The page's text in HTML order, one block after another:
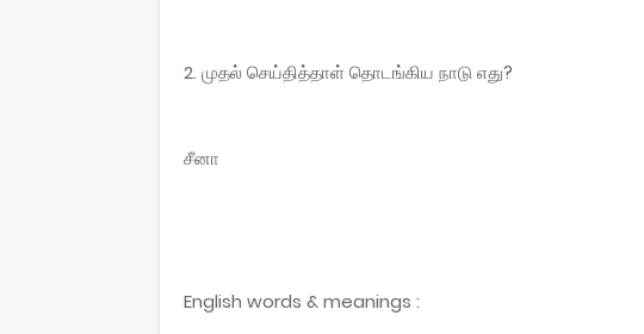
2. முதல் செய்தித்தாள் தொடங்கிய நாடு எது?
சீனா
English words & meanings :